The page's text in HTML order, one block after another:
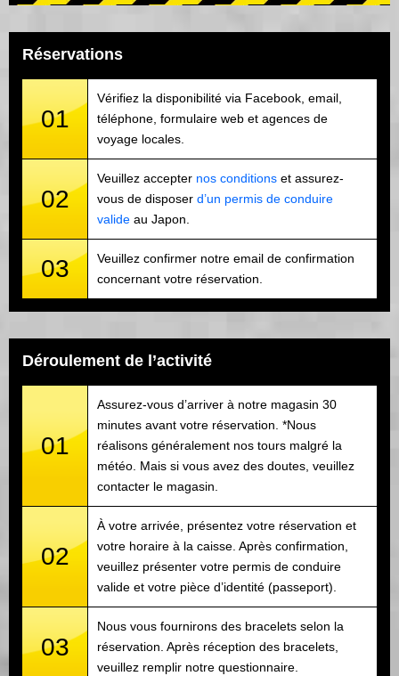
Réservations
01
Vérifiez la disponibilité via Facebook, email,
téléphone, formulaire web et agences de
voyage locales.
02
Veuillez accepter nos conditions et assurez-
vous de disposer d’un permis de conduire
valide au Japon.
03
Veuillez confirmer notre email de confirmation
concernant votre réservation.
Déroulement de l’activité
01
Assurez-vous d’arriver à notre magasin 30
minutes avant votre réservation. *Nous
réalisons généralement nos tours malgré la
météo. Mais si vous avez des doutes, veuillez
contacter le magasin.
02
À votre arrivée, présentez votre réservation et
votre horaire à la caisse. Après confirmation,
veuillez présenter votre permis de conduire
valide et votre pièce d’identité (passeport).
03
Nous vous fournirons des bracelets selon la
réservation. Après réception des bracelets,
veuillez remplir notre questionnaire.